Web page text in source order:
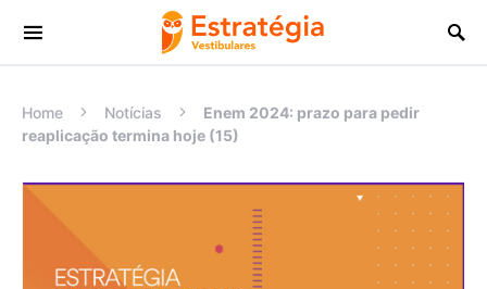
Procurar:
Home Notícias
Enem 2024: prazo para pedir
reaplicação termina hoje (15)